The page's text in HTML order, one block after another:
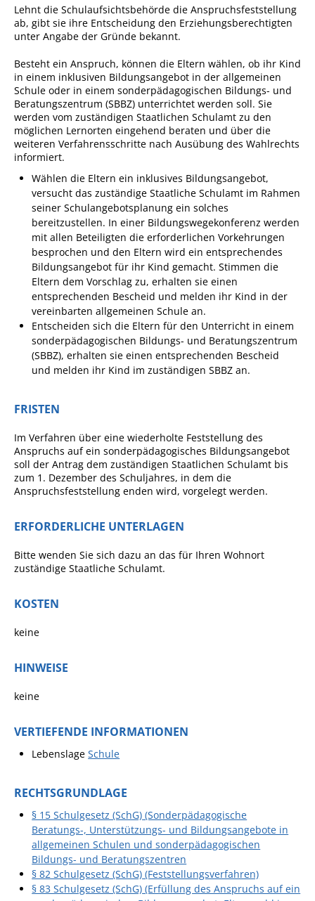
Mängelmeldung online
Winterdienst
Gutachterausschuss
Organspende
Gleichstellung
Selbstbestimmung
Wohnungssicherung
Aushang- und Schaukästen
Mitarbeitende im Rathaus
Öffentliche
Bekanntmachungen
Ausschreibungen
Bebauungspläne
Ortsrecht
Gemeinderat
Onlinezugangsgesetz
ERLEBEN
Tourismus
Steillagen/Weinberge
Partnerschaft Trigono-
Geschichte
MEIN GEMMRIGHEIM
Lehnt die Schulaufsichtsbehörde die Anspruchsfeststellung
ab, gibt sie ihre Entscheidung den Erziehungsberechtigten
unter Angabe der Gründe bekannt.
Besteht ein Anspruch, können die Eltern wählen, ob ihr Kind
in einem inklusiven Bildungsangebot in der allgemeinen
Schule oder in einem sonderpädagogischen Bildungs- und
Beratungszentrum (SBBZ) unterrichtet werden soll. Sie
werden vom zuständigen Staatlichen Schulamt zu den
möglichen Lernorten eingehend beraten und über die
weiteren Verfahrensschritte nach Ausübung des Wahlrechts
informiert.
Wählen die Eltern ein inklusives Bildungsangebot,
versucht das zuständige Staatliche Schulamt im Rahmen
seiner Schulangebotsplanung ein solches
bereitzustellen. In einer Bildungswegekonferenz werden
mit allen Beteiligten die erforderlichen Vorkehrungen
besprochen und den Eltern wird ein entsprechendes
Bildungsangebot für ihr Kind gemacht. Stimmen die
Eltern dem Vorschlag zu, erhalten sie einen
entsprechenden Bescheid und melden ihr Kind in der
vereinbarten allgemeinen Schule an.
Entscheiden sich die Eltern für den Unterricht in einem
sonderpädagogischen Bildungs- und Beratungszentrum
(SBBZ), erhalten sie einen entsprechenden Bescheid
und melden ihr Kind im zuständigen SBBZ an.
FRISTEN
Im Verfahren über eine wiederholte Feststellung des
Anspruchs auf ein sonderpädagogisches Bildungsangebot
soll der Antrag dem zuständigen Staatlichen Schulamt bis
zum 1. Dezember des Schuljahres, in dem die
Anspruchsfeststellung enden wird, vorgelegt werden.
ERFORDERLICHE UNTERLAGEN
Bitte wenden Sie sich dazu an das für Ihren Wohnort
zuständige Staatliche Schulamt.
KOSTEN
keine
HINWEISE
keine
VERTIEFENDE INFORMATIONEN
LebenslageSchule
RECHTSGRUNDLAGE
§ 15 Schulgesetz (SchG) (Sonderpädagogische
Beratungs-, Unterstützungs- und Bildungsangebote in
allgemeinen Schulen und sonderpädagogischen
Bildungs- und Beratungszentren
§ 82 Schulgesetz (SchG) (Feststellungsverfahren)
§ 83 Schulgesetz (SchG) (Erfüllung des Anspruchs auf ein